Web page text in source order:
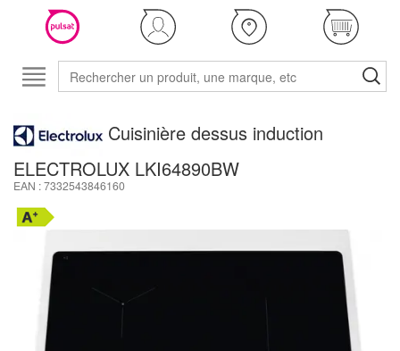
Cuisinière dessus induction
ELECTROLUX LKI64890BW
EAN : 7332543846160